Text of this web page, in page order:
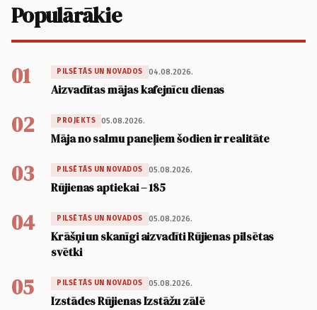
Populārākie
01 PILSĒTĀS UN NOVADOS 04.08.2026.
Aizvadītas mājas kafejnīcu dienas
02 PROJEKTS 05.08.2026.
Māja no salmu paneļiem šodien ir realitāte
03 PILSĒTĀS UN NOVADOS 05.08.2026.
Rūjienas aptiekai – 185
04 PILSĒTĀS UN NOVADOS 05.08.2026.
Krāšņi un skanīgi aizvadīti Rūjienas pilsētas
svētki
05 PILSĒTĀS UN NOVADOS 05.08.2026.
Izstādes Rūjienas Izstāžu zālē